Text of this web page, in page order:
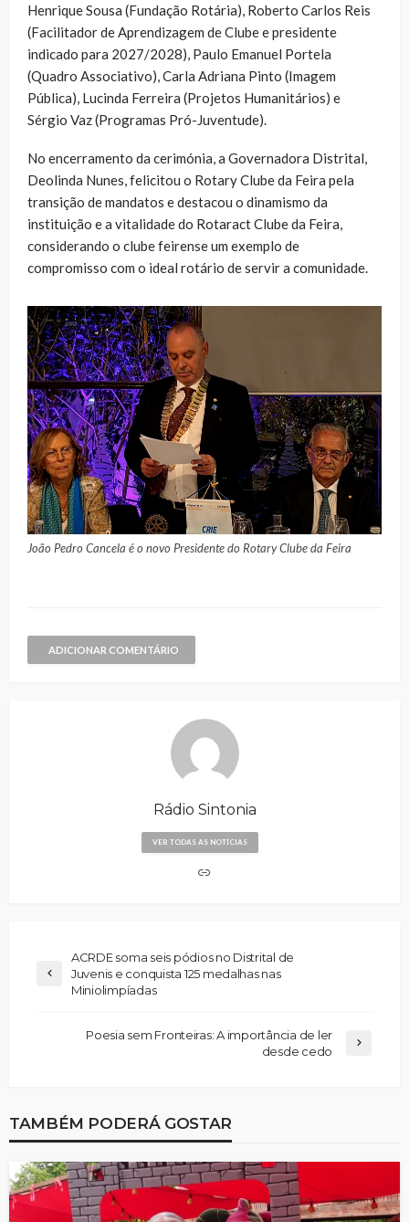
Henrique Sousa (Fundação Rotária), Roberto Carlos Reis
(Facilitador de Aprendizagem de Clube e presidente
indicado para 2027/2028), Paulo Emanuel Portela
(Quadro Associativo), Carla Adriana Pinto (Imagem
Pública), Lucinda Ferreira (Projetos Humanitários) e
Sérgio Vaz (Programas Pró-Juventude).
No encerramento da cerimónia, a Governadora Distrital,
Deolinda Nunes, felicitou o Rotary Clube da Feira pela
transição de mandatos e destacou o dinamismo da
instituição e a vitalidade do Rotaract Clube da Feira,
considerando o clube feirense um exemplo de
compromisso com o ideal rotário de servir a comunidade.
João Pedro Cancela é o novo Presidente do Rotary Clube da Feira
ADICIONAR COMENTÁRIO
Rádio Sintonia
VER TODAS AS NOTÍCIAS
ACRDE soma seis pódios no Distrital de
Juvenis e conquista 125 medalhas nas
Miniolimpíadas
Poesia sem Fronteiras: A importância de ler
desde cedo
TAMBÉM PODERÁ GOSTAR